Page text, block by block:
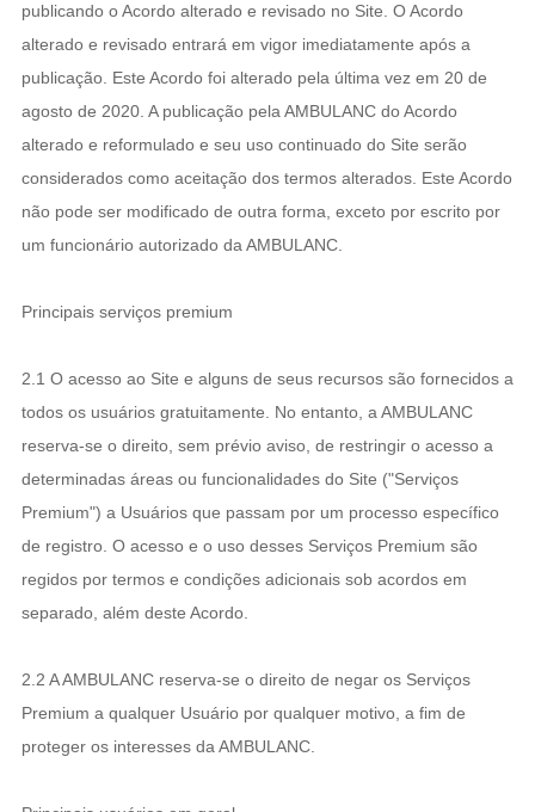
publicando o Acordo alterado e revisado no Site. O Acordo
alterado e revisado entrará em vigor imediatamente após a
publicação. Este Acordo foi alterado pela última vez em 20 de
agosto de 2020. A publicação pela AMBULANC do Acordo
alterado e reformulado e seu uso continuado do Site serão
considerados como aceitação dos termos alterados. Este Acordo
não pode ser modificado de outra forma, exceto por escrito por
um funcionário autorizado da AMBULANC.
Principais serviços premium
2.1 O acesso ao Site e alguns de seus recursos são fornecidos a
todos os usuários gratuitamente. No entanto, a AMBULANC
reserva-se o direito, sem prévio aviso, de restringir o acesso a
determinadas áreas ou funcionalidades do Site ("Serviços
Premium") a Usuários que passam por um processo específico
de registro. O acesso e o uso desses Serviços Premium são
regidos por termos e condições adicionais sob acordos em
separado, além deste Acordo.
2.2 A AMBULANC reserva-se o direito de negar os Serviços
Premium a qualquer Usuário por qualquer motivo, a fim de
proteger os interesses da AMBULANC.